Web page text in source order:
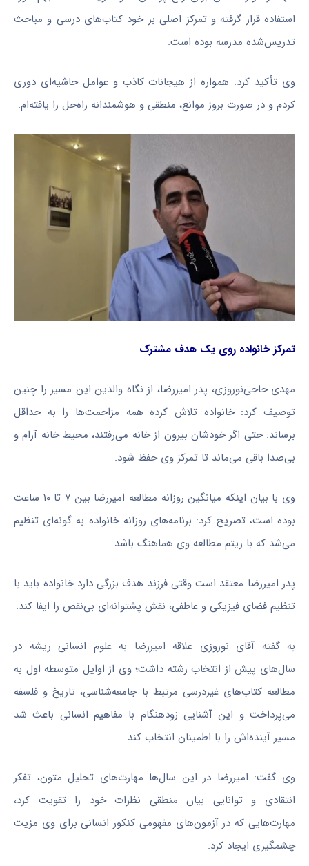
استفاده قرار گرفته و تمرکز اصلی بر خود کتاب‌های درسی و مباحث
تدریس‌شده مدرسه بوده است.
وی تأکید کرد: همواره از هیجانات کاذب و عوامل حاشیه‌ای دوری
کردم و در صورت بروز موانع، منطقی و هوشمندانه راه‌حل را یافته‌ام.
تمرکز خانواده روی یک هدف مشترک
مهدی حاجی‌نوروزی، پدر امیررضا، از نگاه والدین این مسیر را چنین
توصیف کرد: خانواده تلاش کرده همه مزاحمت‌ها را به حداقل
برساند. حتی اگر خودشان بیرون از خانه می‌رفتند، محیط خانه آرام و
بی‌صدا باقی می‌ماند تا تمرکز وی حفظ شود.
وی با بیان اینکه میانگین روزانه مطالعه امیررضا بین ۷ تا ۱۰ ساعت
بوده است، تصریح کرد: برنامه‌های روزانه خانواده به گونه‌ای تنظیم
می‌شد که با ریتم مطالعه وی هماهنگ باشد.
پدر امیررضا معتقد است وقتی فرزند هدف بزرگی دارد خانواده باید با
تنظیم فضای فیزیکی و عاطفی، نقش پشتوانه‌ای بی‌نقص را ایفا کند.
به گفته آقای نوروزی علاقه امیررضا به علوم انسانی ریشه در
سال‌های پیش از انتخاب رشته داشت؛ وی از اوایل متوسطه اول به
مطالعه کتاب‌های غیردرسی مرتبط با جامعه‌شناسی، تاریخ و فلسفه
می‌پرداخت و این آشنایی زودهنگام با مفاهیم انسانی باعث شد
مسیر آینده‌اش را با اطمینان انتخاب کند.
وی گفت: امیررضا در این سال‌ها مهارت‌های تحلیل متون، تفکر
انتقادی و توانایی بیان منطقی نظرات خود را تقویت کرد،
مهارت‌هایی که در آزمون‌های مفهومی کنکور انسانی برای وی مزیت
چشمگیری ایجاد کرد.